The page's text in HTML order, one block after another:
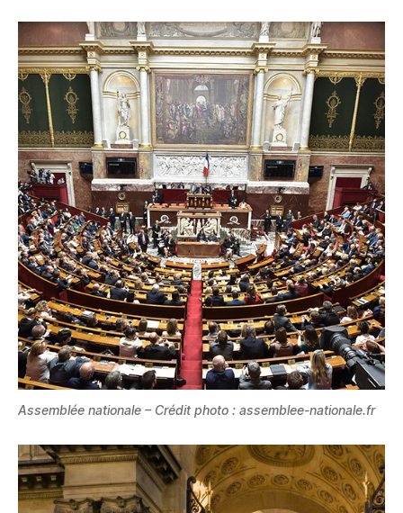
Assemblée nationale – Crédit photo : assemblee-nationale.fr